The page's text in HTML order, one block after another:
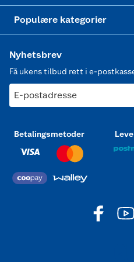
Populære kategorier
Nyhetsbrev
Få ukens tilbud rett i e-
E-postadresse
Betalingsmetoder